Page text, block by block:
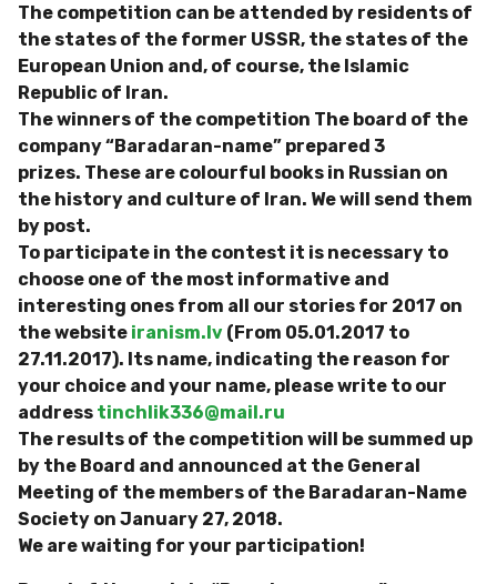
The competition can be attended by residents of
the states of the former USSR, the states of the
European Union and, of course, the Islamic
Republic of Iran.
The winners of the competition The board of the
company “Baradaran-name” prepared 3
prizes. These are colourful books in Russian on
the history and culture of Iran. We will send them
by post.
To participate in the contest it is necessary to
choose one of the most informative and
interesting ones from all our stories for 2017 on
the website iranism.lv (From 05.01.2017 to
27.11.2017). Its name, indicating the reason for
your choice and your name, please write to our
address tinchlik336@mail.ru
The results of the competition will be summed up
by the Board and announced at the General
Meeting of the members of the Baradaran-Name
Society on January 27, 2018.
We are waiting for your participation!